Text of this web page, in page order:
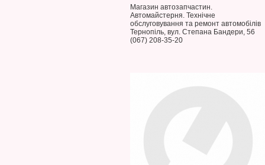
Магазин автозапчастин.
Автомайстерня. Технічне
обслуговування та ремонт автомобілів
Тернопіль, вул. Степана Бандери, 56
(067) 208-35-20